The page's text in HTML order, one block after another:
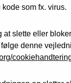
som fx. virus.
at slette eller
denne